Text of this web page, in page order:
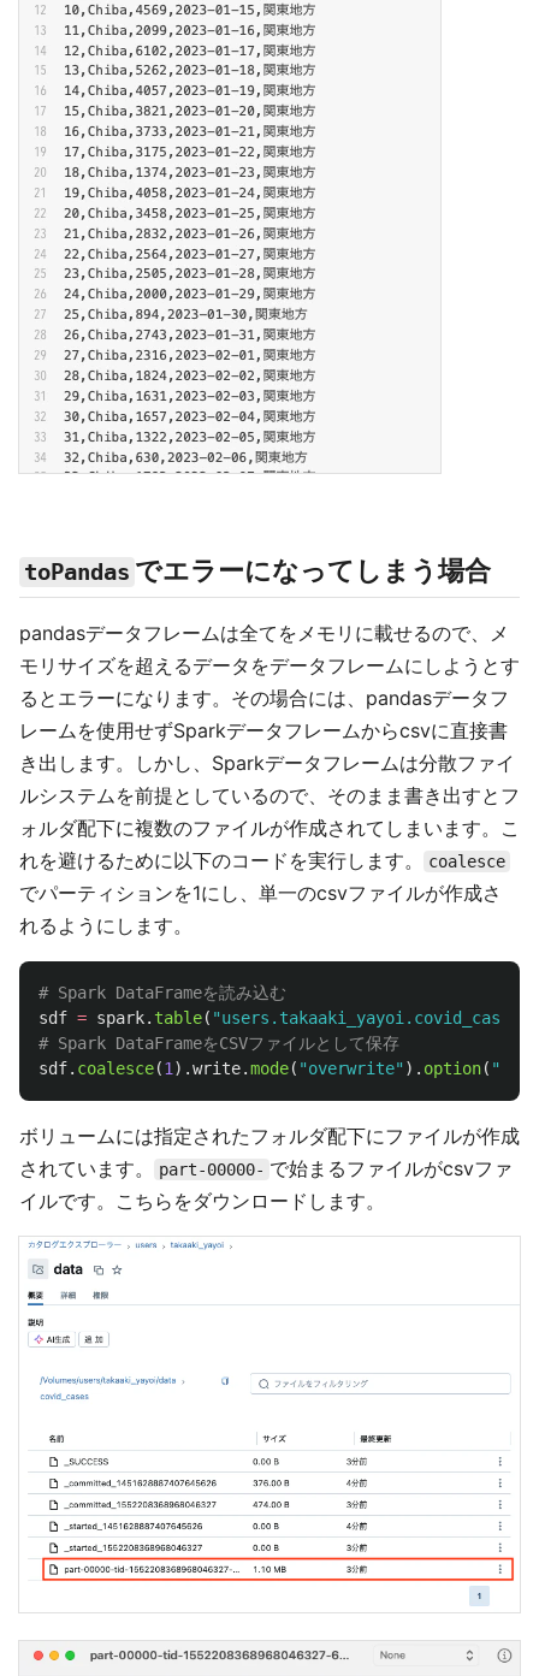
toPandas でエラーになってしまう場合
pandasデータフレームは全てをメモリに載せるので、メ
モリサイズを超えるデータをデータフレームにしようとす
るとエラーになります。その場合には、pandasデータフ
レームを使用せずSparkデータフレームからcsvに直接書
き出します。しかし、Sparkデータフレームは分散ファイ
ルシステムを前提としているので、そのまま書き出すとフ
ォルダ配下に複数のファイルが作成されてしまいます。こ
れを避けるために以下のコードを実行します。
coalesce
でパーティションを1にし、単一のcsvファイルが作成さ
れるようにします。
sdf = spark. table( "users.takaaki_yayoi.covid_cases
sdf. coalesce(1 ).write.mode( "overwrite" ). option( "
ボリュームには指定されたフォルダ配下にファイルが作成
されています。
part-00000- で始まるファイルがcsvファ
イルです。こちらをダウンロードします。